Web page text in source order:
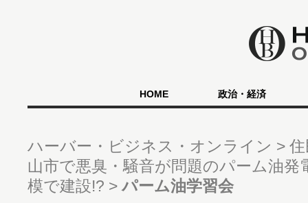
HOME 政治・経済
ハーバー・ビジネス・オンライン
山市で悪臭・騒音が問題のパーム油発
模で建設!?
パーム油学習会